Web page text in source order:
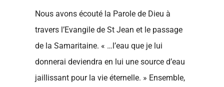
Nous avons écouté la Parole de Dieu à
travers l’Evangile de St Jean et le passage
de la Samaritaine. « …l’eau que je lui
donnerai deviendra en lui une source d’eau
jaillissant pour la vie éternelle. » Ensemble,